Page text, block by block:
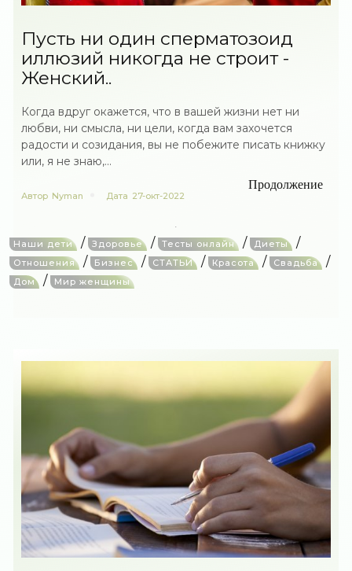
Пусть ни один сперматозоид
иллюзий никогда не строит -
Женский..
Когда вдруг окажется, что в вашей жизни нет ни
любви, ни смысла, ни цели, когда вам захочется
радости и созидания, вы не побежите писать книжку
или, я не знаю,...
Продолжение
Автор Nyman Дата 27-окт-2022
Наши дети / Здоровье / Тесты онлайн / Диеты /
Отношения / Бизнес / СТАТЬИ / Красота / Свадьба /
Дом / Мир женщины